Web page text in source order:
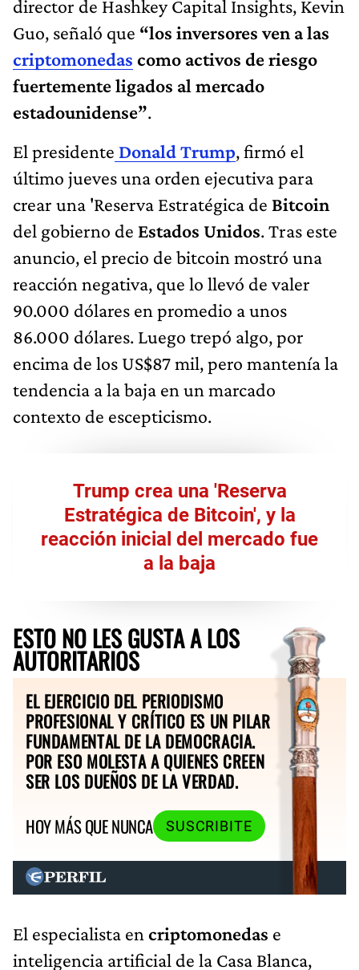
director de Hashkey Capital Insights, Kevin
Guo, señaló que “los inversores ven a las
criptomonedas como activos de riesgo
fuertemente ligados al mercado
estadounidense”.
El presidente Donald Trump, firmó el
último jueves una orden ejecutiva para
crear una 'Reserva Estratégica de Bitcoin
del gobierno de Estados Unidos. Tras este
anuncio, el precio de bitcoin mostró una
reacción negativa, que lo llevó de valer
90.000 dólares en promedio a unos
86.000 dólares. Luego trepó algo, por
encima de los US$87 mil, pero mantenía la
tendencia a la baja en un marcado
contexto de escepticismo.
Trump crea una 'Reserva
Estratégica de Bitcoin', y la
reacción inicial del mercado fue
a la baja
ESTO NO LES GUSTA A LOS
AUTORITARIOS
EL EJERCICIO DEL PERIODISMO
PROFESIONAL Y CRÍTICO ES UN PILAR
FUNDAMENTAL DE LA DEMOCRACIA.
POR ESO MOLESTA A QUIENES CREEN
SER LOS DUEÑOS DE LA VERDAD.
HOY MÁS QUE NUNCA
SUSCRIBITE
El especialista en criptomonedas e
inteligencia artificial de la Casa Blanca,